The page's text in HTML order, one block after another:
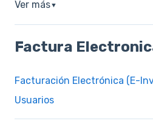
Ver más▼
Factura
Facturación Electrónica (E-
Usuarios